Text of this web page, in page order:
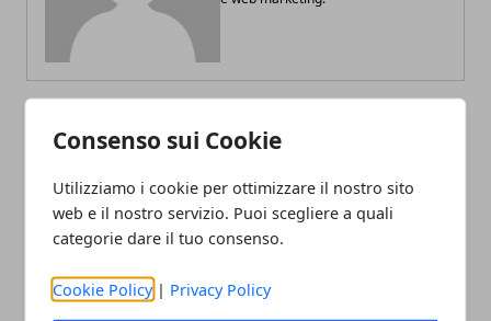
Consenso sui Cookie
Utilizziamo i cookie per ottimizzare il nostro sito
web e il nostro servizio. Puoi scegliere a quali
categorie dare il tuo consenso.
Cookie Policy | Privacy Policy
ARTICOLI CORRELATI